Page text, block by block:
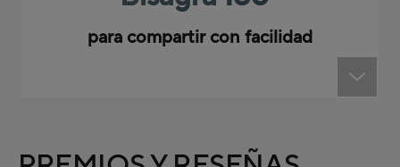
para compartir con facilidad